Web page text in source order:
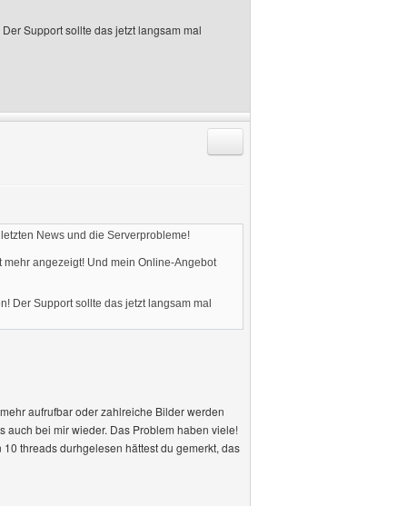
Support sollte das jetzt langsam mal
News und die Serverprobleme!
angezeigt! Und mein Online-Angebot
Der Support sollte das jetzt langsam mal
aufrufbar oder zahlreiche Bilder werden
auch bei mir wieder. Das Problem haben viele!
threads durhgelesen hättest du gemerkt, das